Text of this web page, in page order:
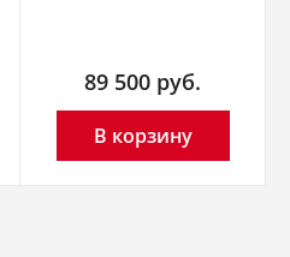
89 500 руб.
В корзину